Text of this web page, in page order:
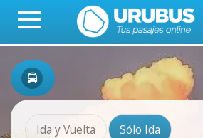
Ida y Vuelta Sólo Ida